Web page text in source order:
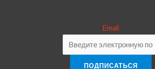
Email
ПОДПИСАТЬСЯ